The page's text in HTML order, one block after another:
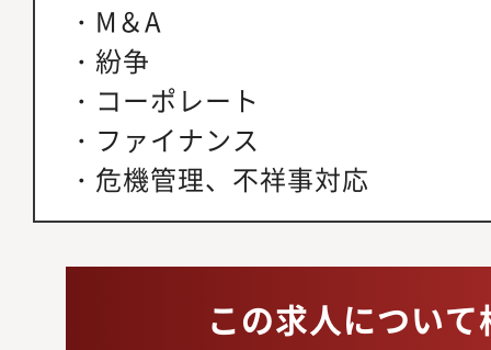
・M＆A
・紛争
・コーポレート
・ファイナンス
・危機管理、不祥事対応
この求人につい